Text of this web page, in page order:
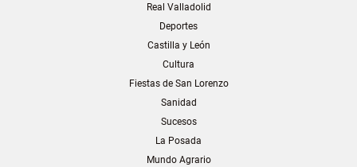
Real Valladolid
Deportes
Castilla y León
Cultura
Fiestas de San Lorenzo
Sanidad
Sucesos
La Posada
Mundo Agrario